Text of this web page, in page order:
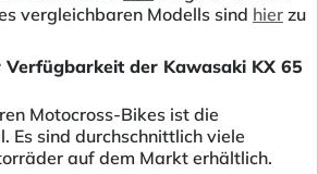
vergleichbaren Modells sind hier zu
der Kawasaki KX 65
Motocross-Bikes ist die
Es sind durchschnittlich viele
auf dem Markt erhältlich.